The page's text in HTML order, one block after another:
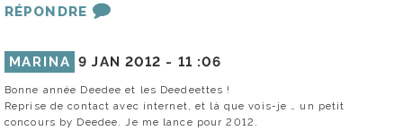
RÉPONDRE
MARINA 9 JAN 2012 - 11 :06
Bonne année Deedee et les Deedeettes !
Reprise de contact avec internet, et là que vois-je … un petit
concours by Deedee. Je me lance pour 2012.